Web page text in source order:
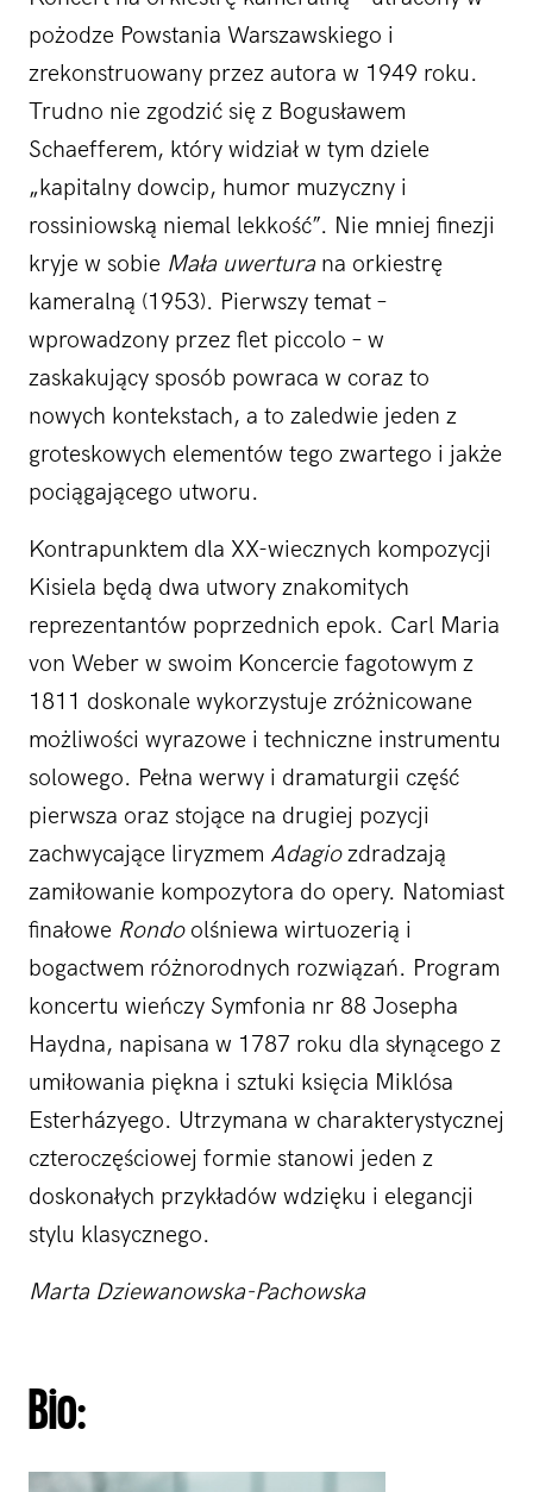
pożodze Powstania Warszawskiego i
zrekonstruowany przez autora w 1949 roku.
Trudno nie zgodzić się z Bogusławem
Schaefferem, który widział w tym dziele
„kapitalny dowcip, humor muzyczny i
rossiniowską niemal lekkość”. Nie mniej finezji
kryje w sobie Mała uwertura na orkiestrę
kameralną (1953). Pierwszy temat –
wprowadzony przez flet piccolo – w
zaskakujący sposób powraca w coraz to
nowych kontekstach, a to zaledwie jeden z
groteskowych elementów tego zwartego i jakże
pociągającego utworu.
Kontrapunktem dla XX-wiecznych kompozycji
Kisiela będą dwa utwory znakomitych
reprezentantów poprzednich epok. Carl Maria
von Weber w swoim Koncercie fagotowym z
1811 doskonale wykorzystuje zróżnicowane
możliwości wyrazowe i techniczne instrumentu
solowego. Pełna werwy i dramaturgii część
pierwsza oraz stojące na drugiej pozycji
zachwycające liryzmem Adagiozdradzają
zamiłowanie kompozytora do opery. Natomiast
finałowe Rondoolśniewa wirtuozerią i
bogactwem różnorodnych rozwiązań. Program
koncertu wieńczy Symfonia nr 88 Josepha
Haydna, napisana w 1787 roku dla słynącego z
umiłowania piękna i sztuki księcia Miklósa
Esterházyego. Utrzymana w charakterystycznej
czteroczęściowej formie stanowi jeden z
doskonałych przykładów wdzięku i elegancji
stylu klasycznego.
Marta Dziewanowska-Pachowska
Bio: